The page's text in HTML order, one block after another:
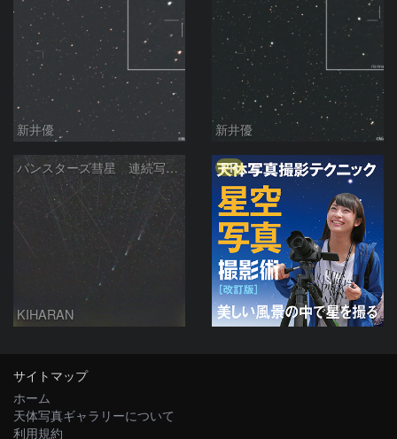
新井優 新井優
パンスターズ彗星 連続写真 再処理
KIHARAN
PR
サイトマップ
ホーム
天体写真ギャラリーについて
利用規約